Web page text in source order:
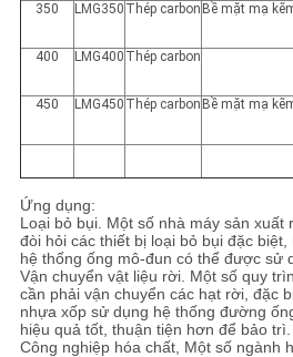
350 LMG350 Thép carbon Bề mặt mạ
400 LMG400 Thép carbon
450 LMG450 Thép carbon Bề mặt mạ
Ứng dụng:
Loại bỏ bụi. Một số nhà máy sản xuất
đòi hỏi các thiết bị loại bỏ bụi đặc
hệ thống ống mô-đun có thể được sử
Vận chuyển vật liệu rời. Một số quy
cần phải vận chuyển các hạt rời, đặc
nhựa xốp sử dụng hệ thống đường
hiệu quả tốt, thuận tiện hơn để bảo trì.
Công nghiệp hóa chất, Một số ngành